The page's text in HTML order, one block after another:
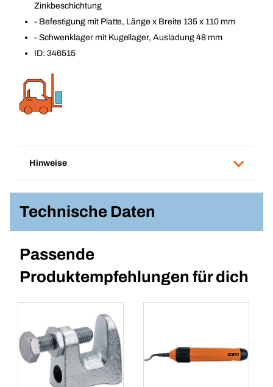
Zinkbeschichtung
- Befestigung mit Platte, Länge x Breite 135 x 110 mm
- Schwenklager mit Kugellager, Ausladung 48 mm
ID: 346515
Hinweise
Technische Daten
Passende
Produktempfehlungen für dich